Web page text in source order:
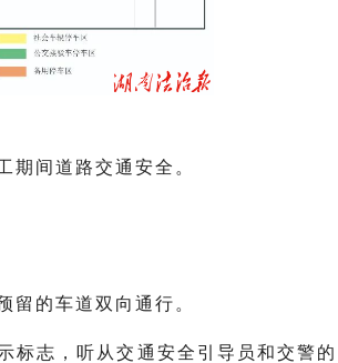
期间道路交通安全。
留的车道双向通行。
标志，听从交通安全引导员和交警的